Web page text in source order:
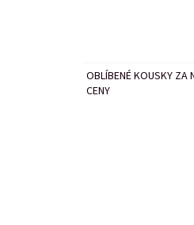
OBLÍBENÉ KOUSKY ZA
CENY